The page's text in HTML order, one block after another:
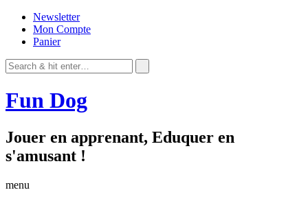
Newsletter
Mon Compte
Panier
Fun Dog
Jouer en apprenant, Eduquer en
s'amusant !
menu